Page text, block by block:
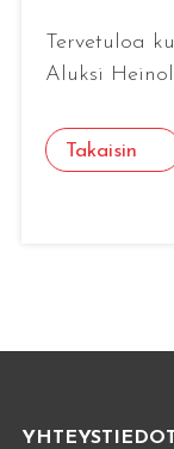
Tervetuloa
Aluksi
Takaisin